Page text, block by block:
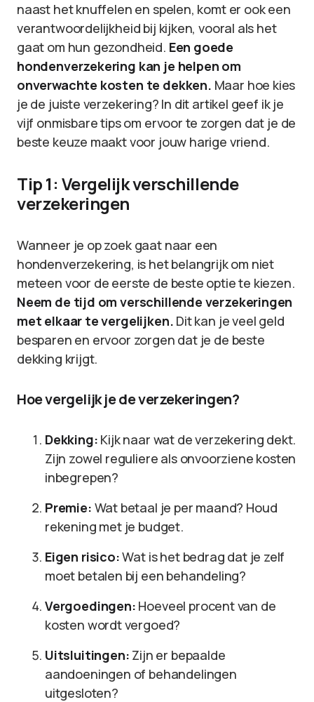
naast het knuffelen en spelen, komt er ook een
verantwoordelijkheid bij kijken, vooral als het
gaat om hun gezondheid. Een goede
hondenverzekering kan je helpen om
onverwachte kosten te dekken. Maar hoe kies
je de juiste verzekering? In dit artikel geef ik je
vijf onmisbare tips om ervoor te zorgen dat je de
beste keuze maakt voor jouw harige vriend.
Tip 1: Vergelijk verschillende
verzekeringen
Wanneer je op zoek gaat naar een
hondenverzekering, is het belangrijk om niet
meteen voor de eerste de beste optie te kiezen.
Neem de tijd om verschillende verzekeringen
met elkaar te vergelijken. Dit kan je veel geld
besparen en ervoor zorgen dat je de beste
dekking krijgt.
Hoe vergelijk je de verzekeringen?
Dekking: Kijk naar wat de verzekering dekt.
Zijn zowel reguliere als onvoorziene kosten
inbegrepen?
Premie: Wat betaal je per maand? Houd
rekening met je budget.
Eigen risico:Wat is het bedrag dat je zelf
moet betalen bij een behandeling?
Vergoedingen: Hoeveel procent van de
kosten wordt vergoed?
Uitsluitingen: Zijn er bepaalde
aandoeningen of behandelingen
uitgesloten?